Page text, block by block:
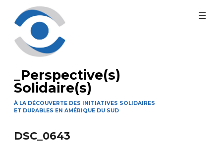
au
contenu
principal
_Perspective(s)
Solidaire(s)
À LA DÉCOUVERTE DES INITIATIVES SOLIDAIRES
ET DURABLES EN AMÉRIQUE DU SUD
DSC_0643